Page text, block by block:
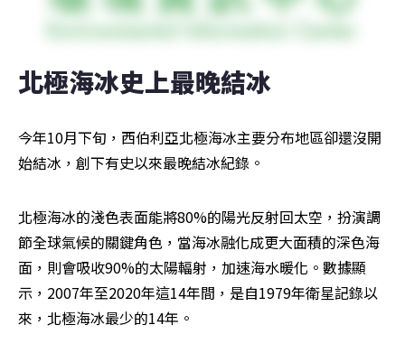
北極海冰史上最晚結冰
今年10月下旬，西伯利亞北極海冰主要分布地區卻還沒開
始結冰，創下有史以來最晚結冰紀錄。
北極海冰的淺色表面能將80%的陽光反射回太空，扮演調
節全球氣候的關鍵角色，當海冰融化成更大面積的深色海
面，則會吸收90%的太陽輻射，加速海水暖化。數據顯
示，2007年至2020年這14年間，是自1979年衛星記錄以
來，北極海冰最少的14年。